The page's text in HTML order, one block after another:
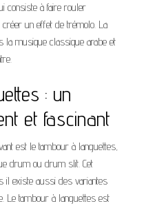
consiste à faire rouler
un effet de trémolo. La
la musique classique arabe et
: un
et fascinant
est le tambour à languettes,
drum ou drum slit. Cet
il existe aussi des variantes
Le tambour à languettes est